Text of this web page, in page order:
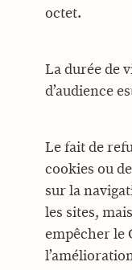
octet.
La durée de
d’audience
Le fait de
cookies ou
sur la
les sites,
empêcher le